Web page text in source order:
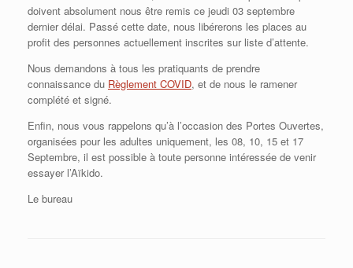
doivent absolument nous être remis ce jeudi 03 septembre
dernier délai. Passé cette date, nous libérerons les places au
profit des personnes actuellement inscrites sur liste d’attente.
Nous demandons à tous les pratiquants de prendre
connaissance du Règlement COVID, et de nous le ramener
complété et signé.
Enfin, nous vous rappelons qu’à l’occasion des Portes Ouvertes,
organisées pour les adultes uniquement, les 08, 10, 15 et 17
Septembre, il est possible à toute personne intéressée de venir
essayer l’Aïkido.
Le bureau